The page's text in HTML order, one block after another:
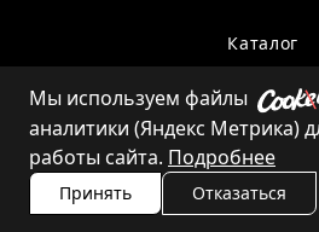
Каталог
Контакты
Мы используем файлы
аналитики (Яндекс Метрика)
работы сайта. Подробнее
Принять Отказаться